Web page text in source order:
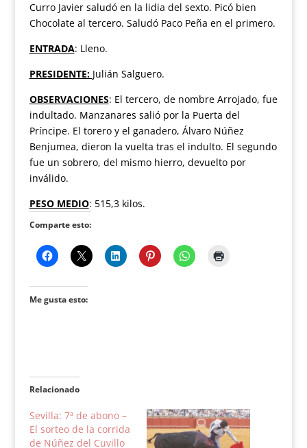
Curro Javier saludó en la lidia del sexto. Picó bien
Chocolate al tercero. Saludó Paco Peña en el primero.
ENTRADA: Lleno.
PRESIDENTE: Julián Salguero.
OBSERVACIONES: El tercero, de nombre Arrojado, fue
indultado. Manzanares salió por la Puerta del
Príncipe. El torero y el ganadero, Álvaro Núñez
Benjumea, dieron la vuelta tras el indulto. El segundo
fue un sobrero, del mismo hierro, devuelto por
inválido.
PESO MEDIO: 515,3 kilos.
Comparte esto:
Me gusta esto:
Relacionado
Sevilla: 7ª de abono –
El sorteo de la corrida
de Núñez del Cuvillo